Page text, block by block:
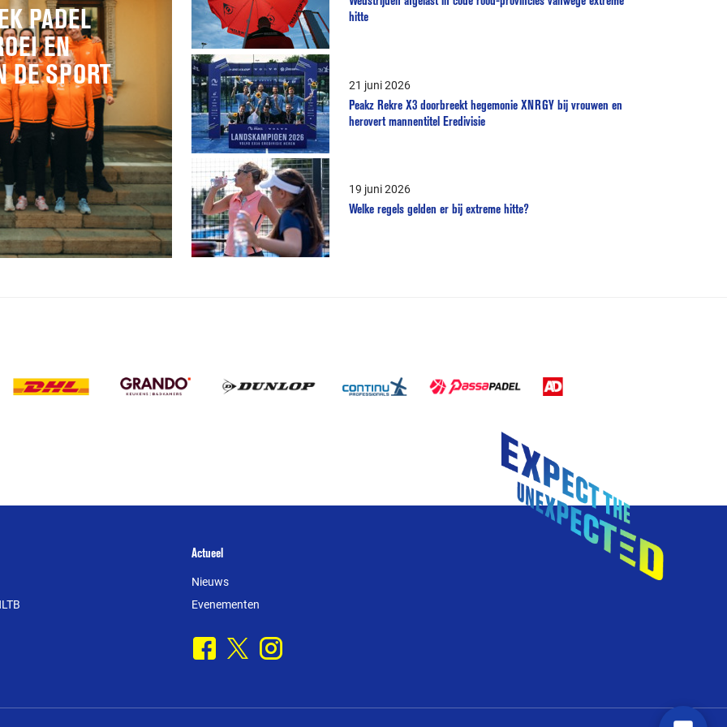
PADEL
EN
DE SPORT
hitte
21 juni 2026
Peakz Rekre X3 doorbreekt hegemonie XNRGY bij vrouwen en
herovert mannentitel Eredivisie
19 juni 2026
Welke regels gelden er bij extreme hitte?
Actueel
Nieuws
Evenementen
Facebook
X Instagram